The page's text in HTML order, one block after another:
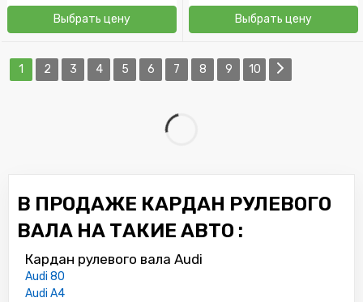
Выбрать цену Выбрать цену
1 2 3 4 5 6 7 8 9 10
В ПРОДАЖЕ КАРДАН РУЛЕВОГО
ВАЛА НА ТАКИЕ АВТО :
Кардан рулевого вала Audi
Audi 80
Audi A4